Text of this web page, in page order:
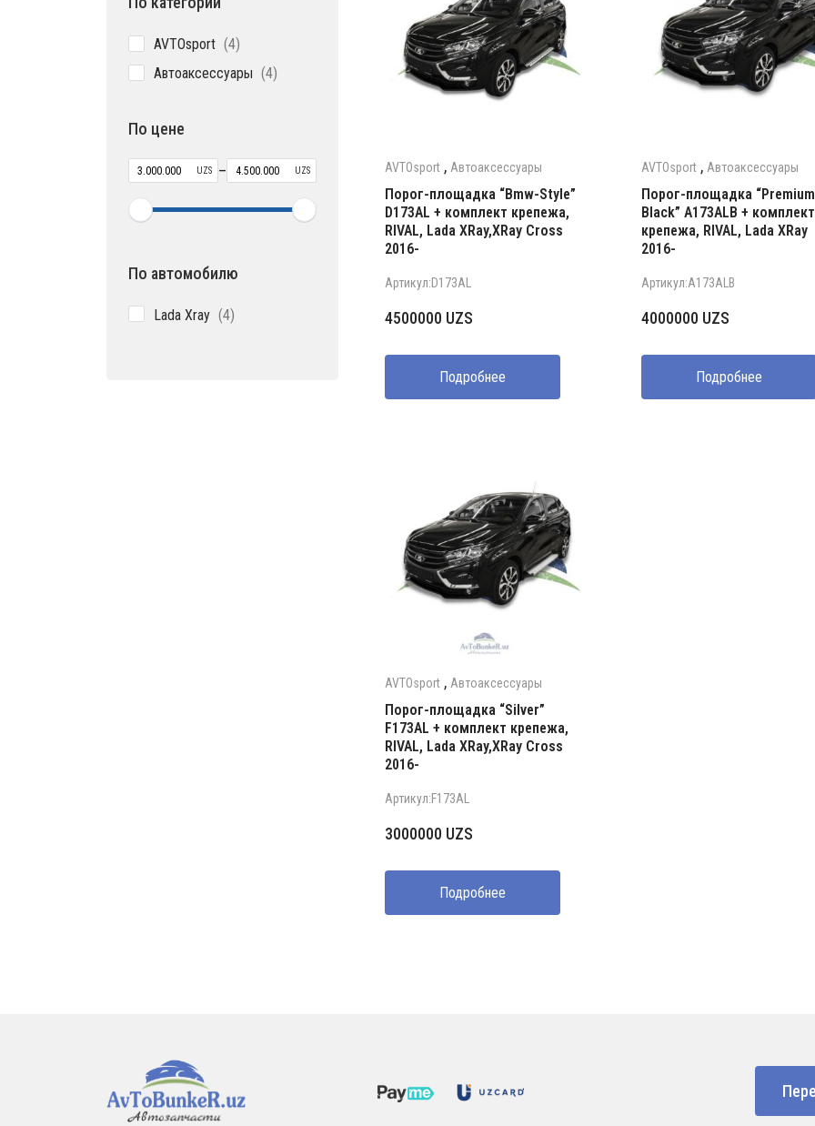
AVTOsport 44
Автоаксессуары 44
По цене
UZS – UZS
По автомобилю
Lada Xray 44
AVTOsport , Автоаксессуары
Порог-площадка “Bmw-Style”
D173AL + комплект крепежа,
RIVAL, Lada XRay,XRay Cross
2016-
Артикул:D173AL
4500000 UZS
Подробнее
AVTOsport, Автоаксессуары
Порог-площадка
Black” A173ALB + комплект
крепежа, RIVAL, Lada XRay
2016-
Артикул:A173ALB
4000000 UZS
Подробнее
AVTOsport , Автоаксессуары
Порог-площадка “Silver”
F173AL + комплект крепежа,
RIVAL, Lada XRay,XRay Cross
2016-
Артикул:F173AL
3000000 UZS
Подробнее